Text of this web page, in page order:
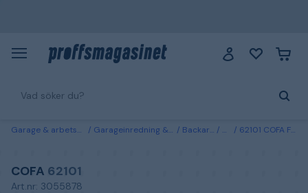
Garage & arbetsplats Garageinredning & förvaring Backar & lådor Backar62101 COFA Förvaringsback 520x235x165 mm
COFA 62101
Art.nr: 3055878